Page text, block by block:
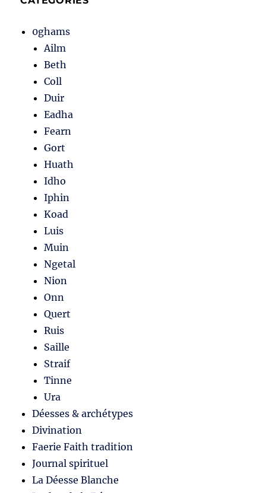
0ghams
Ailm
Beth
Coll
Duir
Eadha
Fearn
Gort
Huath
Idho
Iphin
Koad
Luis
Muin
Ngetal
Nion
Onn
Quert
Ruis
Saille
Straif
Tinne
Ura
Déesses & archétypes
Divination
Faerie Faith tradition
Journal spirituel
La Déesse Blanche